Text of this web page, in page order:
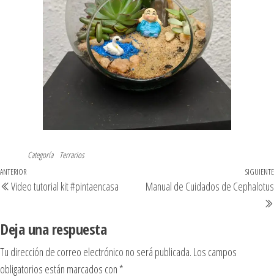
Categoría Terrarios
ANTERIOR
Video tutorial kit #pintaencasa
SIGUIENTE
Manual de Cuidados de Cephalotus
Deja una respuesta
Tu dirección de correo electrónico no será publicada. Los campos
obligatorios están marcados con *